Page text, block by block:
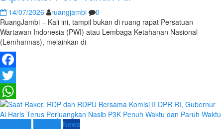
14/07/2026 ruangjambi
0
RuangJambi – Kali ini, tampil bukan di ruang rapat Persatuan
Wartawan Indonesia (PWI) atau Lembaga Ketahanan Nasional
(Lemhannas), melainkan di
Facebook
Twitter
WhatsApp
News